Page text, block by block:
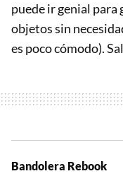
puede ir genial
objetos sin
es poco cómodo).
Bandolera Rebook